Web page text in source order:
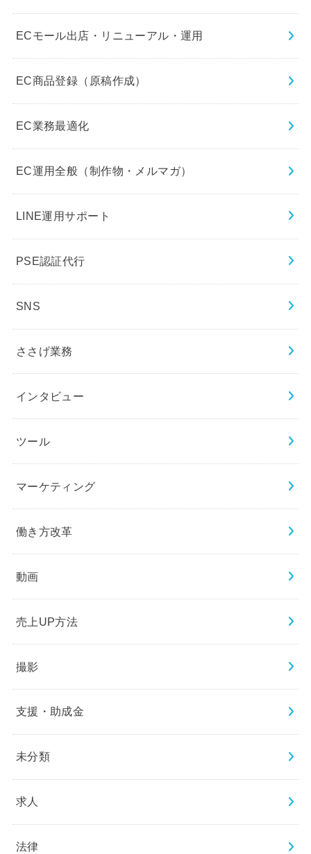
ECモール出店・リニューアル・運用
EC商品登録（原稿作成）
EC業務最適化
EC運用全般（制作物・メルマガ）
LINE運用サポート
PSE認証代行
SNS
ささげ業務
インタビュー
ツール
マーケティング
働き方改革
動画
売上UP方法
撮影
支援・助成金
未分類
求人
法律